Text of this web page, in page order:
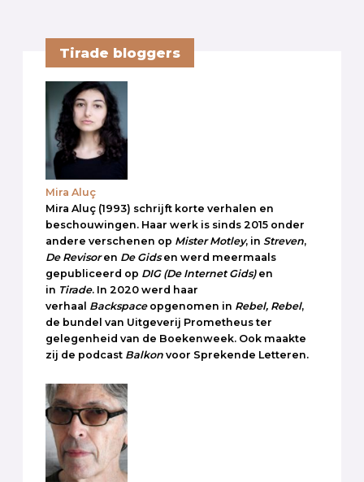
Tirade bloggers
Mira Aluç
Mira Aluç (1993) schrijft korte verhalen en
beschouwingen. Haar werk is sinds 2015 onder
andere verschenen op Mister Motley, in Streven,
De Revisoren De Gidsen werd meermaals
gepubliceerd op DIG (De Internet Gids)en
in Tirade. In 2020 werd haar
verhaal Backspaceopgenomen in Rebel, Rebel,
de bundel van Uitgeverij Prometheus ter
gelegenheid van de Boekenweek. Ook maakte
zij de podcast Balkon voor Sprekende Letteren.